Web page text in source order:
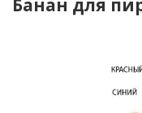
Банан для